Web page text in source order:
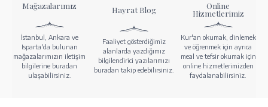
Mağazalarımız
İstanbul, Ankara ve
Isparta'da bulunan
mağazalarımızın iletişim
bilgilerine buradan
ulaşabilirsiniz.
Hayrat Blog
Faaliyet gösterdiğimiz
alanlarda yazdığımız
bilgilendirici yazılarımızı
buradan takip edebilirsiniz.
Online
Hizmetlerimiz
Kur'an okumak, dinlemek
ve öğrenmek için ayrıca
meal ve tefsir okumak için
online hizmetlerimizden
faydalanabilirsiniz.